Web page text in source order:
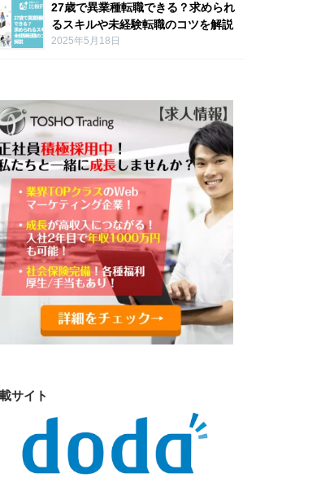
27歳で異業種転職できる？求められ
るスキルや未経験転職のコツを解説
2025年5月18日
サイト